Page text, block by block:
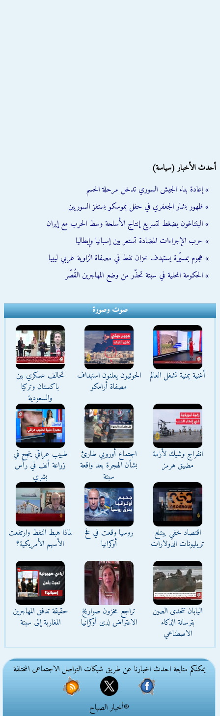
أحدث الأخبار (سياسة)
» إعادة بناء الجيش السوري تدخل مرحلة الحسم
» ظهور بشار الجعفري في حفل بموسكو يستفز السوريين
» البنتاغون يضغط لتسريع إنتاج الأسلحة وسط الحرب مع إيران
» حرب الإجراءات المضادة تستعر بين إسبانيا وإيطاليا
» هجوم بمسيّرة يستهدف خزان نفط في مصفاة الزاوية غربي ليبيا
» الحكومة المحلية في سبتة تحذّر من وضع المهاجرين القُصّر
صوت وصورة
أغنية يمنية تشغل العالم
الحوثيون يعلنون استهداف
مصفاة أرامكو
تحالف عسكري بين
باكستان وتركيا
والسعودية
انفراج وشيك لأزمة
مضيق هرمز
اجتماع أوروبي طارئ
بشأن الهجرة بعد واقعة
سبتة
طبيب عراقي ينجح في
زراعة أنف في رأس
بشري
اقتصاد خفي يبتلع
تريليونات الدولارات
روسيا وقعت في فخ
أوكرانيا
لماذا هبط النفط وارتفعت
الأسهم الأمريكية؟
اليابان تتحدى الصين
بترسانة الذكاء
الاصطناعي
تراجع مخزون صواريخ
الاعتراض لدى أوكرانيا
حقيقة تدفق المهاجرين
المغاربة إلى سبتة
يمكنكم متابعة احدث اخبارنا عن طريق شبكات التواصل الاجتماعى المختلفة
®أخبار الصباح